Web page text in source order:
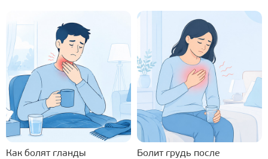
Как болят гланды
Болит грудь после